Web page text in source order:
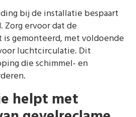
bij de installatie bespaart
ervoor dat de
gemonteerd, met voldoende
luchtcirculatie. Dit
die schimmel- en
helpt met